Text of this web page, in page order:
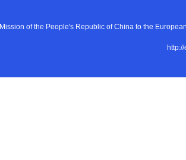
Mission of the People's Republic of China to the